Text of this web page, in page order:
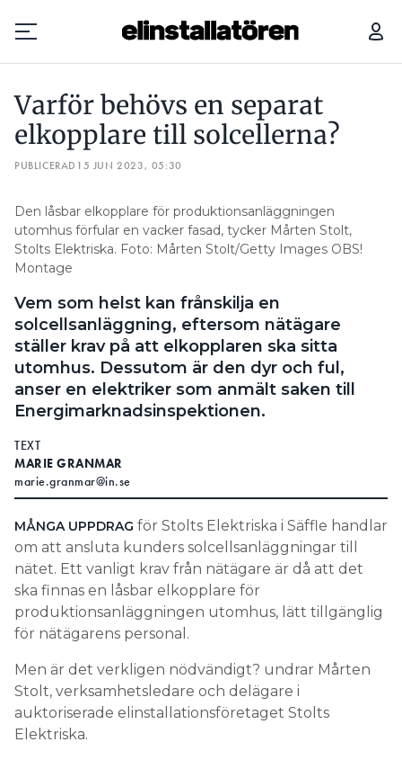
Prenumerera
Hantera prenumeration
Lediga jobb
Annonsera
Läs E-tidningen
Om tidningen
Kontakt
Personuppgifter
Varför behövs en separat
elkopplare till solcellerna?
PUBLICERAD 15 JUN 2023, 05:30
Den låsbar elkopplare för produktionsanläggningen
utomhus förfular en vacker fasad, tycker Mårten Stolt,
Stolts Elektriska. Foto: Mårten Stolt/Getty Images OBS!
Montage
Vem som helst kan frånskilja en
solcellsanläggning, eftersom nätägare
ställer krav på att elkopplaren ska sitta
utomhus. Dessutom är den dyr och ful,
anser en elektriker som anmält saken till
Energimarknadsinspektionen.
TEXT
MARIE GRANMAR
marie.granmar@in.se
MÅNGA UPPDRAG för Stolts Elektriska i Säffle handlar
om att ansluta kunders solcellsanläggningar till
nätet. Ett vanligt krav från nätägare är då att det
ska finnas en låsbar elkopplare för
produktionsanläggningen utomhus, lätt tillgänglig
för nätägarens personal.
Men är det verkligen nödvändigt? undrar Mårten
Stolt, verksamhetsledare och delägare i
auktoriserade elinstallationsföretaget Stolts
Elektriska.